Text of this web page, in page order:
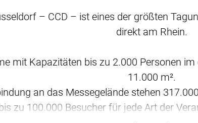
– CCD – ist eines der größten
direkt am Rhein.
mit Kapazitäten bis zu 2.000 Personen
11.000 m².
an das Messegelände stehen
zu 100.000 Besucher für jede Art der